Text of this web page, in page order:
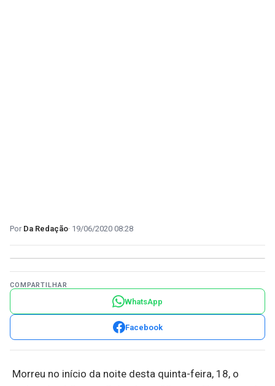
Da Redação 19/06/2020 08:28
COMPARTILHAR
WhatsApp
Facebook
Morreu no início da noite desta quinta-feira, 18, o